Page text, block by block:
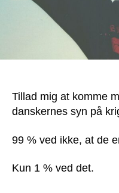
Tillad mig at komme
danskernes syn på
99 % ved ikke, at de
Kun 1 % ved det.